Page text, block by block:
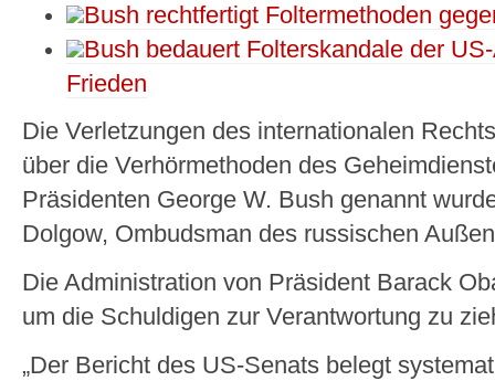
Bush rechtfertigt Foltermethoden
Bush bedauert Folterskandale der
Frieden
Die Verletzungen des internationalen
über die Verhörmethoden des
Präsidenten George W. Bush genannt
Dolgow, Ombudsman des russischen
Die Administration von Präsident Barack
um die Schuldigen zur Verantwortung zu
„Der Bericht des US-Senats belegt